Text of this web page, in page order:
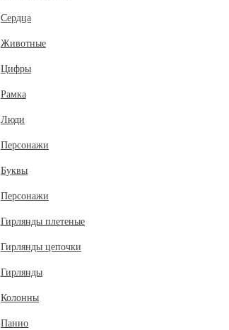
Сердца
Животные
Цифры
Рамка
Люди
Персонажи
Буквы
Персонажи
Гирлянды плетеные
Гирлянды цепочки
Гирлянды
Колонны
Панно